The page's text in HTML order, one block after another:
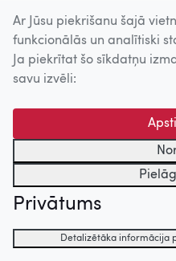
Ar Jūsu piekrišanu šajā
funkcionālās un analītiski
Ja piekrītat šo sīkdatņu
savu izvēli:
Privātums
Detalizētāka informācija